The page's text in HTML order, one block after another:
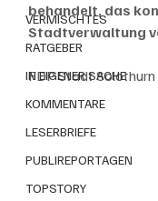
VERMISCHTES
RATGEBER
IN EIGENER SACHE
KOMMENTARE
LESERBRIEFE
PUBLIREPORTAGEN
TOPSTORY
behandelt, das
Stadtverwaltung
FDP Stadt Solothurn